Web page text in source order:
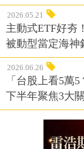
2026.05.21
主動式ETF好夯
被動型當定海神
2026.06.26
「台股上看5萬
下半年聚焦3大